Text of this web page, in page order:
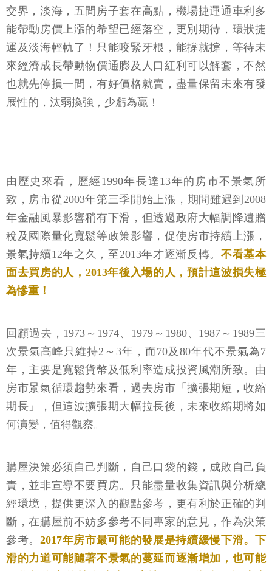
交界，淡海，五間房子套在高點，機場捷運通車利多
能帶動房價上漲的希望已經落空，更別期待，環狀捷
運及淡海輕軌了！只能咬緊牙根，能撐就撐，等待未
來經濟成長帶動物價通膨及人口紅利可以解套，不然
也就先停損一間，有好價格就賣，盡量保留未來有發
展性的，汰弱換強，少虧為贏！
由歷史來看，歷經1990年長達13年的房市不景氣所
致，房市從2003年第三季開始上漲，期間雖遇到2008
年金融風暴影響稍有下滑，但透過政府大幅調降遺贈
稅及國際量化寬鬆等政策影響，促使房市持續上漲，
景氣持續12年之久，至2013年才逐漸反轉。 不看基本
面去買房的人，2013年後入場的人，預計這波損失極
為慘重！
回顧過去，1973～1974、1979～1980、1987～1989三
次景氣高峰只維持2～3年，而70及80年代不景氣為7
年，主要是寬鬆貨幣及低利率造成投資風潮所致。由
房市景氣循環趨勢來看，過去房市「擴張期短，收縮
期長」，但這波擴張期大幅拉長後，未來收縮期將如
何演變，值得觀察。
購屋決策必須自己判斷，自己口袋的錢，成敗自己負
責，並非宣導不要買房。只能盡量收集資訊與分析總
經環境，提供更深入的觀點參考，更有利於正確的判
斷，在購屋前不妨多參考不同專家的意見，作為決策
參考。 2017年房市最可能的發展是持續緩慢下滑。下
滑的力道可能隨著不景氣的蔓延而逐漸增加，也可能